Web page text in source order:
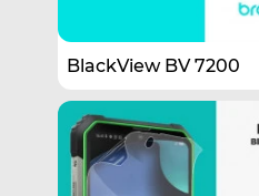
BlackView BV 7200